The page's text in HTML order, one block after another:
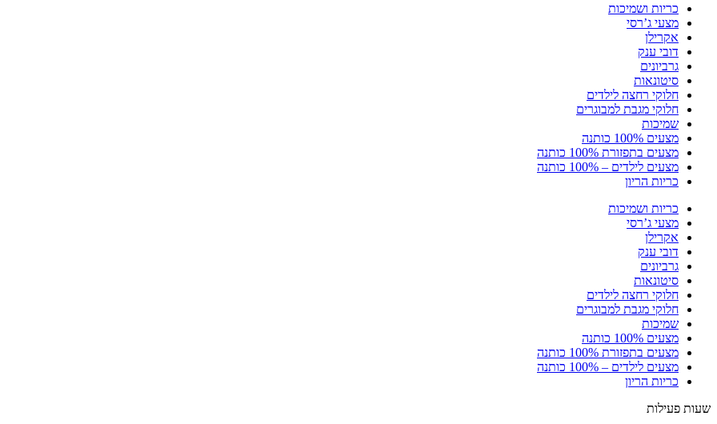
כריות ושמיכות
מצעי ג’רסי
אקרילן
דובי ענק
גרביונים
סיטונאות
חלוקי רחצה לילדים
חלוקי מגבת למבוגרים
שמיכות
מצעים 100% כותנה
מצעים בתפזורת 100% כותנה
מצעים לילדים – 100% כותנה
כריות הריון
כריות ושמיכות
מצעי ג’רסי
אקרילן
דובי ענק
גרביונים
סיטונאות
חלוקי רחצה לילדים
חלוקי מגבת למבוגרים
שמיכות
מצעים 100% כותנה
מצעים בתפזורת 100% כותנה
מצעים לילדים – 100% כותנה
כריות הריון
שעות פעילות